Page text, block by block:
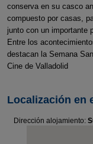
conserva en su casco
compuesto por casas,
junto con un importante
Entre los
destacan la Semana
Cine de Valladolid
Localización en
Dirección alojamiento: